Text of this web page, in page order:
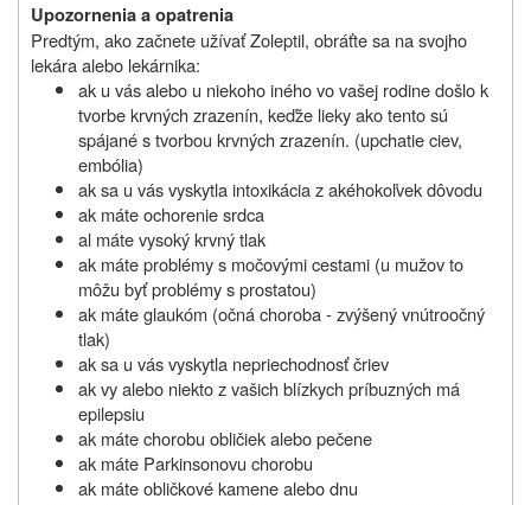
Upozornenia a opatrenia
Predtým, ako začnete užívať Zoleptil, obráťte sa na svojho
lekára alebo lekárnika:
ak u vás alebo u niekoho iného vo vašej rodine došlo k
tvorbe krvných zrazenín, keďže lieky ako tento sú
spájané s tvorbou krvných zrazenín. (upchatie ciev,
embólia)
ak sa u vás vyskytla intoxikácia z akéhokoľvek dôvodu
ak máte ochorenie srdca
al máte vysoký krvný tlak
ak máte problémy s močovými cestami (u mužov to
môžu byť problémy s prostatou)
ak máte glaukóm (očná choroba - zvýšený vnútroočný
tlak)
ak sa u vás vyskytla nepriechodnosť čriev
ak vy alebo niekto z vašich blízkych príbuzných má
epilepsiu
ak máte chorobu obličiek alebo pečene
ak máte Parkinsonovu chorobu
ak máte obličkové kamene alebo dnu